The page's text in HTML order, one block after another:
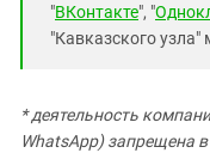
"ВКонтакте", "
"Кавказского
* деятельность
WhatsApp) запрещена